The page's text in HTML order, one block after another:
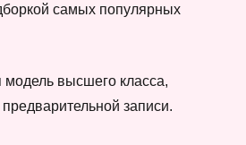
самых популярных
высшего класса,
записи.